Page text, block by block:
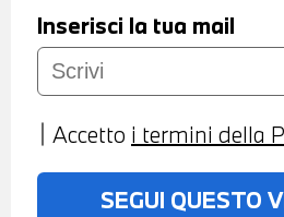
USB - CLIMATIZZATORE
BIZONA - BRACCIOLO
ANTERIORE -
DI LEASING O
PER L'INTERO IMPORTO
Inserisci la tua mail
Accetto i termini della
SEGUI QUESTO